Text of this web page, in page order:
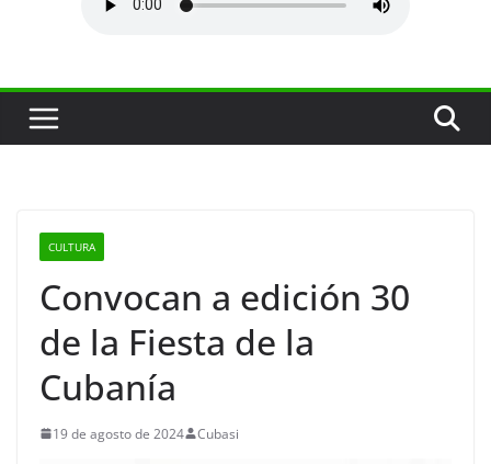
CULTURA
Convocan a edición 30
de la Fiesta de la
Cubanía
19 de agosto de 2024 Cubasi